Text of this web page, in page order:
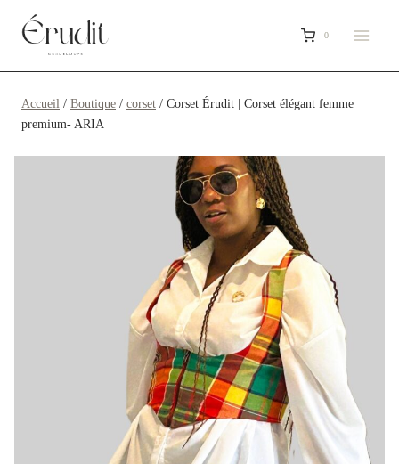
contenu
0
Accueil / Boutique / corset / Corset Érudit | Corset élégant femme
premium- ARIA